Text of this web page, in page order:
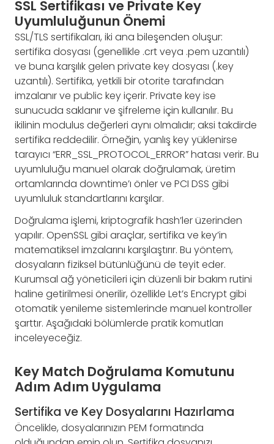
SSL Sertifikası ve Private Key
Uyumluluğunun Önemi
SSL/TLS sertifikaları, iki ana bileşenden oluşur:
sertifika dosyası (genellikle .crt veya .pem uzantılı)
ve buna karşılık gelen private key dosyası (.key
uzantılı). Sertifika, yetkili bir otorite tarafından
imzalanır ve public key içerir. Private key ise
sunucuda saklanır ve şifreleme için kullanılır. Bu
ikilinin modulus değerleri aynı olmalıdır; aksi takdirde
sertifika reddedilir. Örneğin, yanlış key yüklenirse
tarayıcı “ERR_SSL_PROTOCOL_ERROR” hatası verir. Bu
uyumluluğu manuel olarak doğrulamak, üretim
ortamlarında downtime’ı önler ve PCI DSS gibi
uyumluluk standartlarını karşılar.
Doğrulama işlemi, kriptografik hash’ler üzerinden
yapılır. OpenSSL gibi araçlar, sertifika ve key’in
matematiksel imzalarını karşılaştırır. Bu yöntem,
dosyaların fiziksel bütünlüğünü de teyit eder.
Kurumsal ağ yöneticileri için düzenli bir bakım rutini
haline getirilmesi önerilir, özellikle Let’s Encrypt gibi
otomatik yenileme sistemlerinde manuel kontroller
şarttır. Aşağıdaki bölümlerde pratik komutları
inceleyeceğiz.
Key Match Doğrulama Komutunu
Adım Adım Uygulama
Sertifika ve Key Dosyalarını Hazırlama
Öncelikle, dosyalarınızın PEM formatında